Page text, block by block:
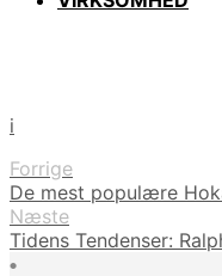
i
Forrige
De mest populære
Næste
Tidens Tendenser:
•